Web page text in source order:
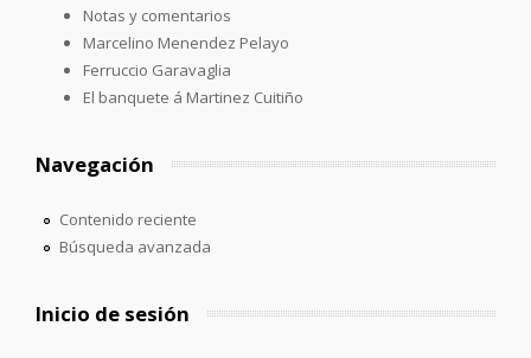
Notas y comentarios
Marcelino Menendez Pelayo
Ferruccio Garavaglia
El banquete á Martinez Cuitiño
Navegación
Contenido reciente
Búsqueda avanzada
Inicio de sesión